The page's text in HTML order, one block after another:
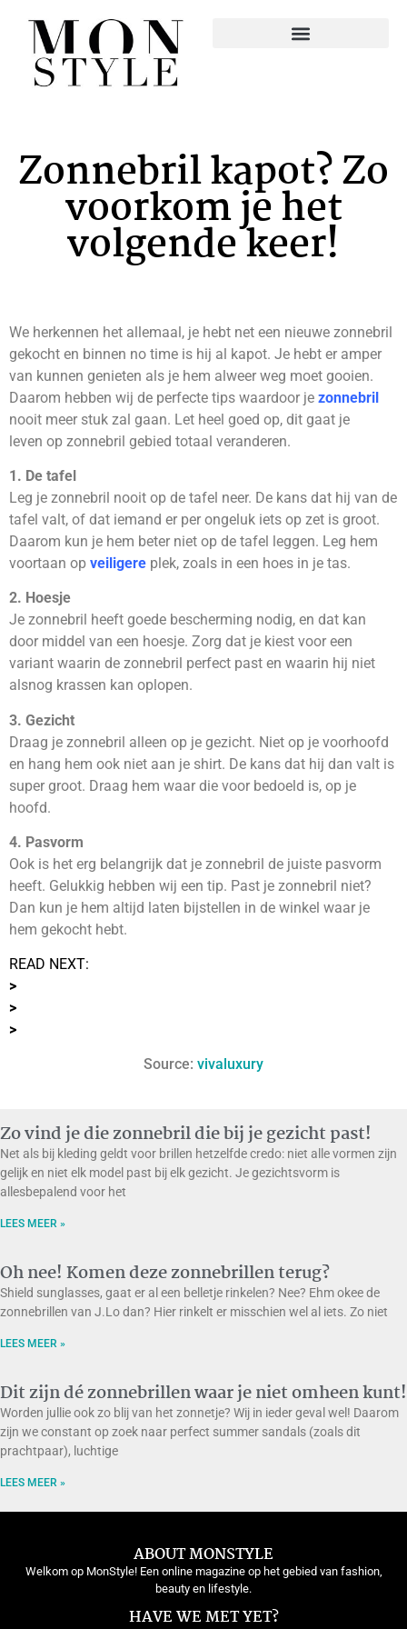
Zonnebril kapot? Zo
voorkom je het
volgende keer!
We herkennen het allemaal, je hebt net een nieuwe zonnebril
gekocht en binnen no time is hij al kapot. Je hebt er amper
van kunnen genieten als je hem alweer weg moet gooien.
Daarom hebben wij de perfecte tips waardoor je zonnebril
nooit meer stuk zal gaan. Let heel goed op, dit gaat je
leven op zonnebril gebied totaal veranderen.
1. De tafel
Leg je zonnebril nooit op de tafel neer. De kans dat hij van de
tafel valt, of dat iemand er per ongeluk iets op zet is groot.
Daarom kun je hem beter niet op de tafel leggen. Leg hem
voortaan op veiligere plek, zoals in een hoes in je tas.
2. Hoesje
Je zonnebril heeft goede bescherming nodig, en dat kan
door middel van een hoesje. Zorg dat je kiest voor een
variant waarin de zonnebril perfect past en waarin hij niet
alsnog krassen kan oplopen.
3. Gezicht
Draag je zonnebril alleen op je gezicht. Niet op je voorhoofd
en hang hem ook niet aan je shirt. De kans dat hij dan valt is
super groot. Draag hem waar die voor bedoeld is, op je
hoofd.
4. Pasvorm
Ook is het erg belangrijk dat je zonnebril de juiste pasvorm
heeft. Gelukkig hebben wij een tip. Past je zonnebril niet?
Dan kun je hem altijd laten bijstellen in de winkel waar je
hem gekocht hebt.
READ NEXT:
>
>
>
Source: vivaluxury
Zo vind je die zonnebril die bij je gezicht past!
Net als bij kleding geldt voor brillen hetzelfde credo: niet alle vormen zijn
gelijk en niet elk model past bij elk gezicht. Je gezichtsvorm is
allesbepalend voor het
LEES MEER »
Oh nee! Komen deze zonnebrillen terug?
Shield sunglasses, gaat er al een belletje rinkelen? Nee? Ehm okee de
zonnebrillen van J.Lo dan? Hier rinkelt er misschien wel al iets. Zo niet
LEES MEER »
Dit zijn dé zonnebrillen waar je niet omheen kunt!
Worden jullie ook zo blij van het zonnetje? Wij in ieder geval wel! Daarom
zijn we constant op zoek naar perfect summer sandals (zoals dit
prachtpaar), luchtige
LEES MEER »
ABOUT MONSTYLE
Welkom op MonStyle! Een online magazine op het gebied van fashion,
beauty en lifestyle.
HAVE WE MET YET?